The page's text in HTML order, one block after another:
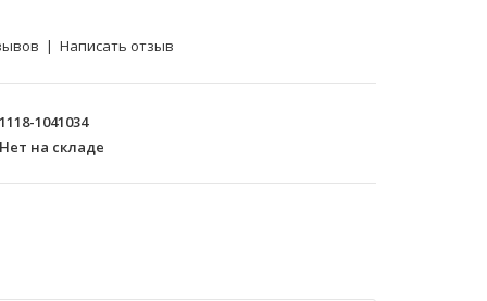
| Написать отзыв
1041034
на складе